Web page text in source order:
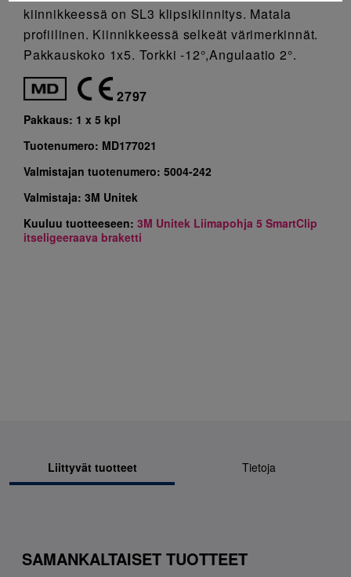
kiinnikkeessä on SL3 klipsikiinnitys. Matala
profiilinen. Kiinnikkeessä selkeät värimerkinnät.
Pakkauskoko 1x5. Torkki -12°,Angulaatio 2°.
2797
Pakkaus: 1 x 5 kpl
Tuotenumero: MD177021
Valmistajan tuotenumero: 5004-242
Valmistaja: 3M Unitek
Kuuluu tuotteeseen: 3M Unitek Liimapohja 5 SmartClip
itseligeeraava braketti
Liittyvät tuotteet Tietoja
SAMANKALTAISET TUOTTEET